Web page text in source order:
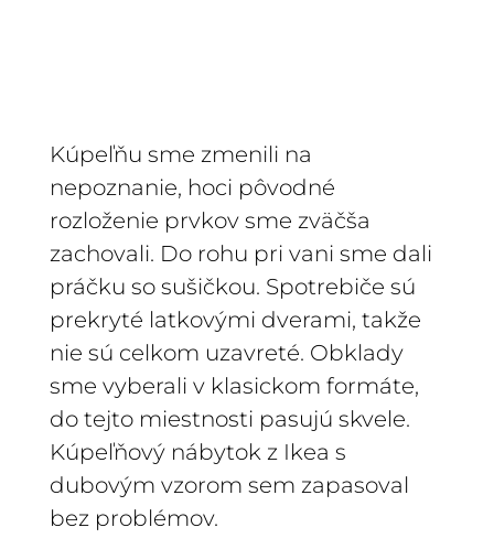
Kúpeľňu sme zmenili na
nepoznanie, hoci pôvodné
rozloženie prvkov sme zväčša
zachovali. Do rohu pri vani sme dali
práčku so sušičkou. Spotrebiče sú
prekryté latkovými dverami, takže
nie sú celkom uzavreté. Obklady
sme vyberali v klasickom formáte,
do tejto miestnosti pasujú skvele.
Kúpeľňový nábytok z Ikea s
dubovým vzorom sem zapasoval
bez problémov.